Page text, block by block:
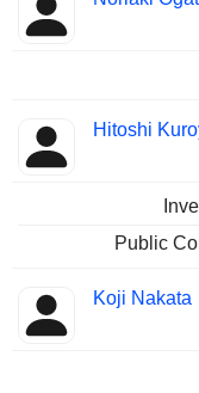
Hitoshi
Public
Koji Nakata